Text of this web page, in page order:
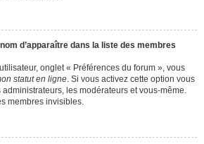
d’apparaître dans la liste des membres
onglet « Préférences du forum », vous
statut en ligne . Si vous activez cette option vous
les modérateurs et vous-même.
membres invisibles.